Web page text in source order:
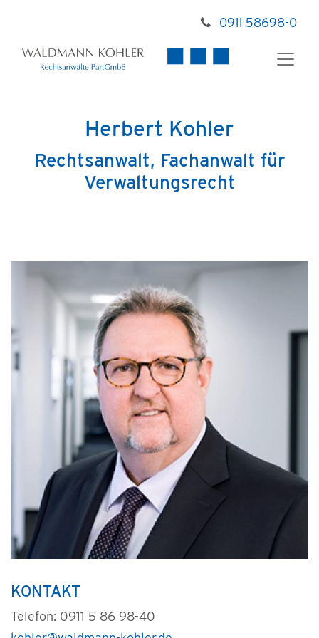
0911 58698-0
Herbert Kohler
Rechtsanwalt, Fachanwalt für
Verwaltungsrecht
KONTAKT
Telefon: 0911 5 86 98-40